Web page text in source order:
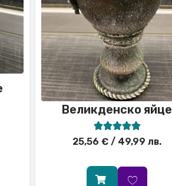
Великденско яйце

25,56€ / 49,99 лв.